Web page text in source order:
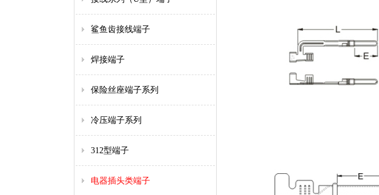
鲨鱼齿接线端子
焊接端子
保险丝座端子系列
冷压端子系列
312型端子
电器插头类端子